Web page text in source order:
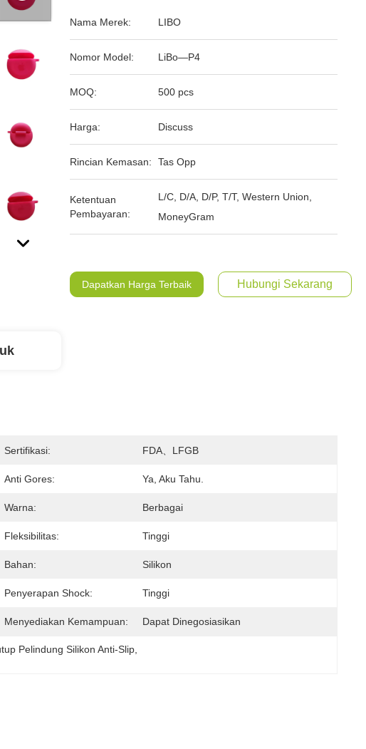
Nama Merek: LIBO
Nomor Model: LiBo—P4
MOQ: 500 pcs
Harga: Discuss
Rincian Kemasan: Tas Opp
Ketentuan
Pembayaran:
L/C, D/A, D/P, T/T, Western Union,
MoneyGram
Dapatkan Harga Terbaik Hubungi Sekarang
Sertifikasi: FDA、LFGB
Anti Gores: Ya, Aku Tahu.
Warna: Berbagai
Fleksibilitas: Tinggi
Bahan: Silikon
Penyerapan Shock: Tinggi
Menyediakan Kemampuan: Dapat Dinegosiasikan
Pelindung Silikon Anti-Slip,